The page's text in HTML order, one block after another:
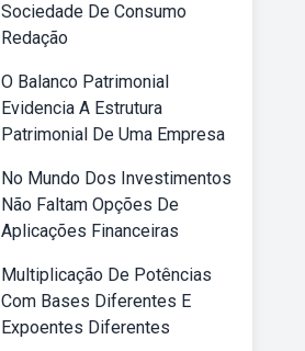
Sociedade De Consumo
Redação
O Balanco Patrimonial
Evidencia A Estrutura
Patrimonial De Uma Empresa
No Mundo Dos Investimentos
Não Faltam Opções De
Aplicações Financeiras
Multiplicação De Potências
Com Bases Diferentes E
Expoentes Diferentes